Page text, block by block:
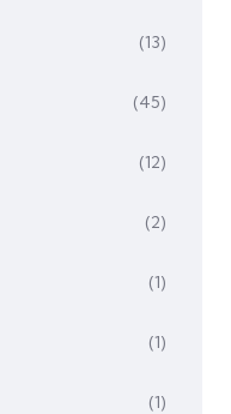
(13)
(45)
(12)
(2)
(1)
(1)
(1)